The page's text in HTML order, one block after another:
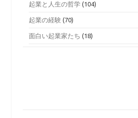
起業と人生の哲学 (104)
起業の経験 (70)
面白い起業家たち (18)